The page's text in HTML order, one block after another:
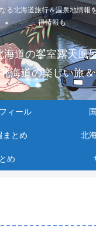
る北海道旅行＆温泉地情報
得情報も
海道の客室露天風
海道の楽しい旅＆
ィール
まとめ 北
め